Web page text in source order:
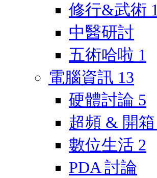
修行&武術 1
中醫研討
五術哈啦 1
電腦資訊 13
硬體討論 5
超頻 & 開箱
數位生活 2
PDA 討論